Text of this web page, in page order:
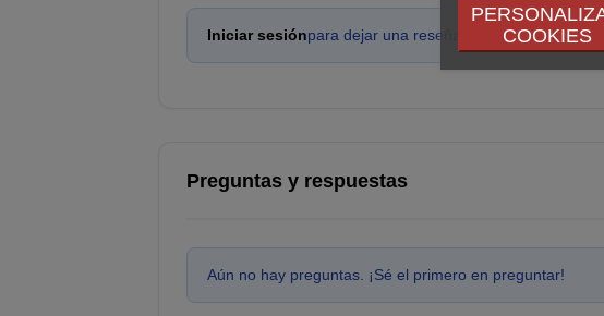
COOKIES
Iniciar sesiónpara dejar una reseña.
Preguntas y respuestas
Aún no hay preguntas. ¡Sé el primero en preguntar!